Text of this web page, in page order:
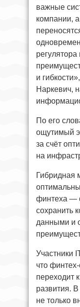
важные
компании,
регулятора
и
Наркевич,
По его
ощутимый
за счёт
на
Гибридная
финтеха —
сохранить
данными и
Участники
что
переходит
развития.
не только